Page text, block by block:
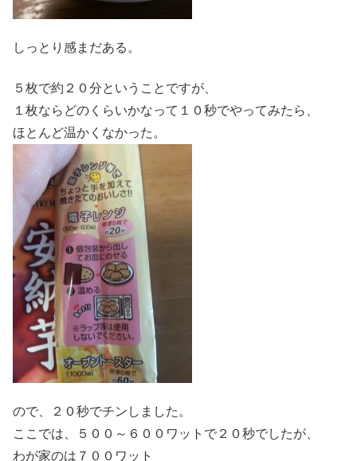
しっとり感まだある。
５枚で約２０分ということですが、
１枚ならどのくらいかなって１０秒でやってみたら、
ほとんど温かくなかった。
ので、２０秒でチンしました。
ここでは、５００～６００ワットで２０秒でしたが、
わが家のは７００ワット